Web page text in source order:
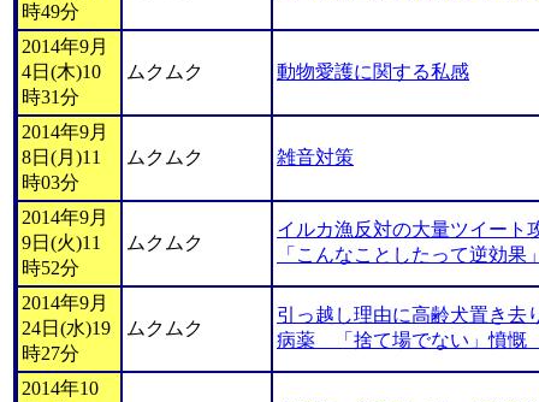
時49分
2014年9月
4日(木)10
時31分
ムクムク 動物愛護に関する私感
2014年9月
8日(月)11
時03分
ムクムク 雑音対策
2014年9月
9日(火)11
時52分
ムクムク
イルカ漁反対の大量ツイー
「こんなことしたって逆効果
2014年9月
24日(水)19
時27分
ムクムク
引っ越し理由に高齢犬置き
病薬 「捨て場でない」憤慨
2014年10